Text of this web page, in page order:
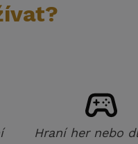
Hraní her nebo